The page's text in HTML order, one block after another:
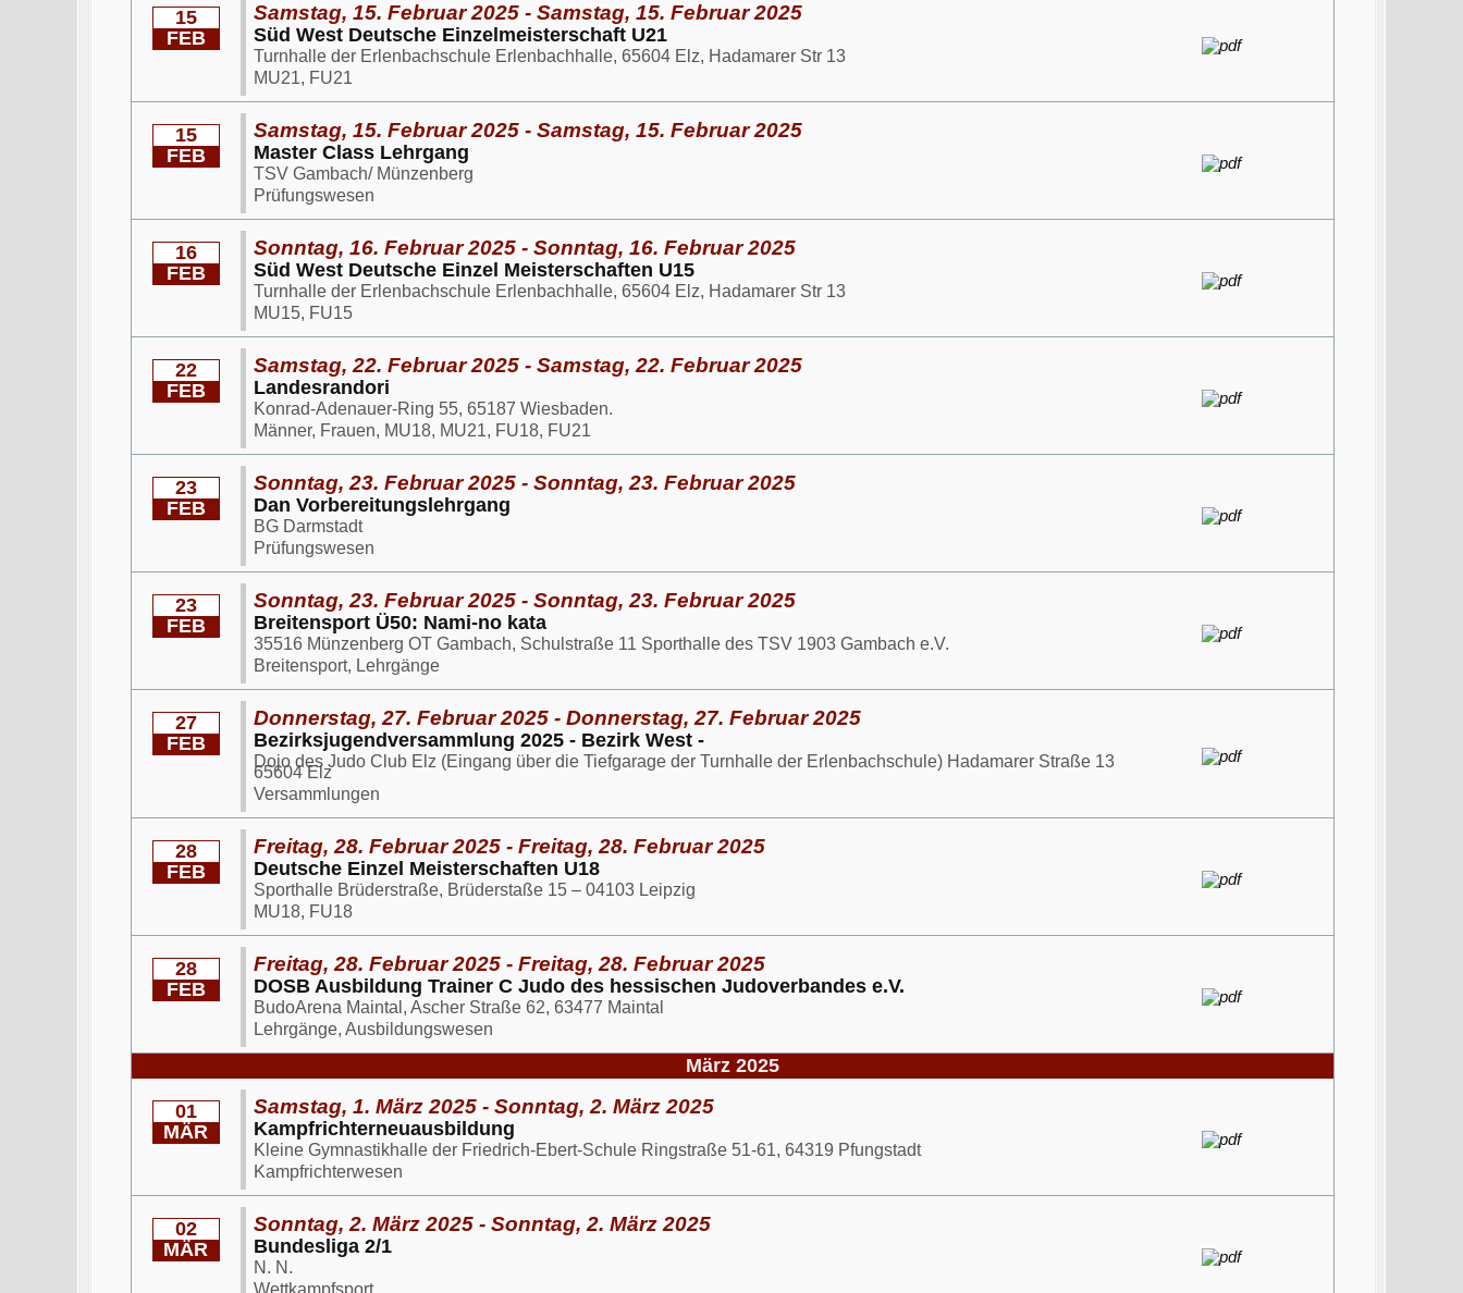
15
FEB
Samstag, 15. Februar 2025 - Samstag, 15. Februar 2025
Süd West Deutsche Einzelmeisterschaft U21
Turnhalle der Erlenbachschule Erlenbachhalle, 65604 Elz, Hadamarer Str 13
MU21, FU21
15
FEB
Samstag, 15. Februar 2025 - Samstag, 15. Februar 2025
Master Class Lehrgang
TSV Gambach/ Münzenberg
Prüfungswesen
16
FEB
Sonntag, 16. Februar 2025 - Sonntag, 16. Februar 2025
Süd West Deutsche Einzel Meisterschaften U15
Turnhalle der Erlenbachschule Erlenbachhalle, 65604 Elz, Hadamarer Str 13
MU15, FU15
22
FEB
Samstag, 22. Februar 2025 - Samstag, 22. Februar 2025
Landesrandori
Konrad-Adenauer-Ring 55, 65187 Wiesbaden.
Männer, Frauen, MU18, MU21, FU18, FU21
23
FEB
Sonntag, 23. Februar 2025 - Sonntag, 23. Februar 2025
Dan Vorbereitungslehrgang
BG Darmstadt
Prüfungswesen
23
FEB
Sonntag, 23. Februar 2025 - Sonntag, 23. Februar 2025
Breitensport Ü50: Nami-no kata
35516 Münzenberg OT Gambach, Schulstraße 11 Sporthalle des TSV 1903 Gambach e.V.
Breitensport, Lehrgänge
27
FEB
Donnerstag, 27. Februar 2025 - Donnerstag, 27. Februar 2025
Bezirksjugendversammlung 2025 - Bezirk West -
Dojo des Judo Club Elz (Eingang über die Tiefgarage der Turnhalle der Erlenbachschule) Hadamarer Straße 13
65604 Elz
Versammlungen
28
FEB
Freitag, 28. Februar 2025 - Freitag, 28. Februar 2025
Deutsche Einzel Meisterschaften U18
Sporthalle Brüderstraße, Brüderstaße 15 – 04103 Leipzig
MU18, FU18
28
FEB
Freitag, 28. Februar 2025 - Freitag, 28. Februar 2025
DOSB Ausbildung Trainer C Judo des hessischen Judoverbandes e.V.
BudoArena Maintal, Ascher Straße 62, 63477 Maintal
Lehrgänge, Ausbildungswesen
März 2025
01
MÄR
Samstag, 1. März 2025 - Sonntag, 2. März 2025
Kampfrichterneuausbildung
Kleine Gymnastikhalle der Friedrich-Ebert-Schule Ringstraße 51-61, 64319 Pfungstadt
Kampfrichterwesen
02
MÄR
Sonntag, 2. März 2025 - Sonntag, 2. März 2025
Bundesliga 2/1
N. N.
Wettkampfsport